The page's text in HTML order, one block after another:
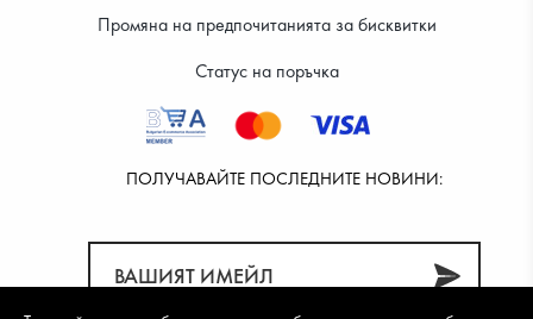
Промяна на предпочитанията за бисквитки
Статус на поръчка
ПОЛУЧАВАЙТЕ ПОСЛЕДНИТЕ НОВИНИ: